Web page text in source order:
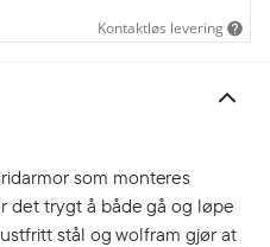
Kontaktløs levering
som monteres
det trygt å både gå og løpe
stål og wolfram gjør at